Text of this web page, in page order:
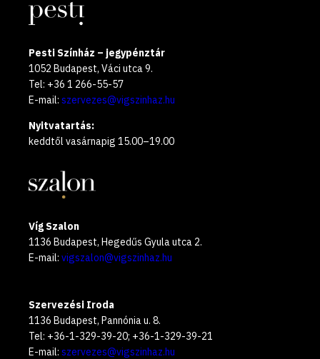
Pesti Színház – jegypénztár
1052 Budapest, Váci utca 9.
Tel: +36 1 266-55-57
E-mail: szervezes@vigszinhaz.hu
Nyitvatartás:
keddtől vasárnapig 15.00–19.00
Víg Szalon
1136 Budapest, Hegedűs Gyula utca 2.
E-mail: vigszalon@vigszinhaz.hu
Szervezési Iroda
1136 Budapest, Pannónia u. 8.
Tel: +36-1-329-39-20; +36-1-329-39-21
E-mail: szervezes@vigszinhaz.hu